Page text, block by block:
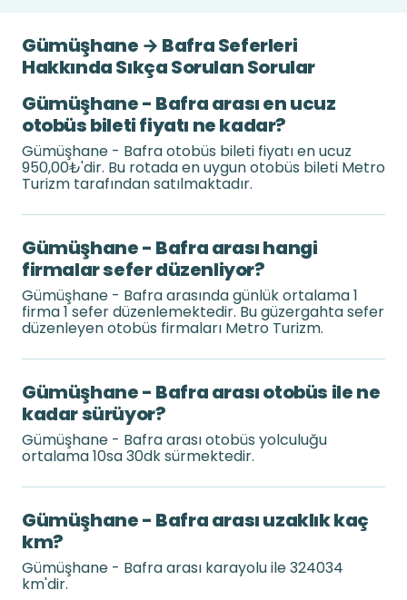
Gümüşhane → Bafra Seferleri
Hakkında Sıkça Sorulan Sorular
Gümüşhane - Bafra arası en ucuz
otobüs bileti fiyatı ne kadar?
Gümüşhane - Bafra otobüs bileti fiyatı en ucuz
950,00₺'dir. Bu rotada en uygun otobüs bileti Metro
Turizm tarafından satılmaktadır.
Gümüşhane - Bafra arası hangi
firmalar sefer düzenliyor?
Gümüşhane - Bafra arasında günlük ortalama 1
firma 1 sefer düzenlemektedir. Bu güzergahta sefer
düzenleyen otobüs firmaları Metro Turizm.
Gümüşhane - Bafra arası otobüs ile ne
kadar sürüyor?
Gümüşhane - Bafra arası otobüs yolculuğu
ortalama 10sa 30dk sürmektedir.
Gümüşhane - Bafra arası uzaklık kaç
km?
Gümüşhane - Bafra arası karayolu ile 324034
km'dir.